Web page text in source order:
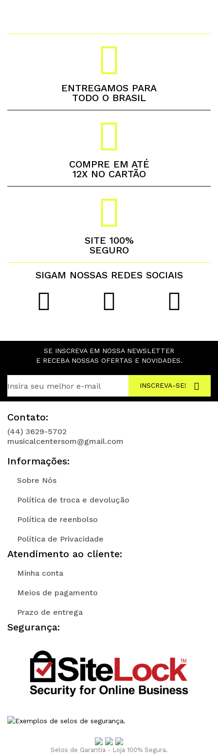
ENTREGAMOS PARA
TODO O BRASIL
COMPRE EM ATÉ
12X NO CARTÃO
SITE 100%
SEGURO
SIGAM NOSSAS REDES SOCIAIS
SE INSCREVA EM NOSSA NEWSLETTER
E RECEBA NOSSAS OFERTAS E NOVIDADES.
INSCREVA-SE!
Contato:
(44) 3629-5702
musicalcentersom@gmail.com
Informações:
Sobre Nós
Política de troca e devolução
Política de reenbolso
Política de Privacidade
Atendimento ao cliente:
Minha conta
Meios de pagamento
Prazo de entrega
Segurança:
Selos de Garantia - Loja 100% Segura.